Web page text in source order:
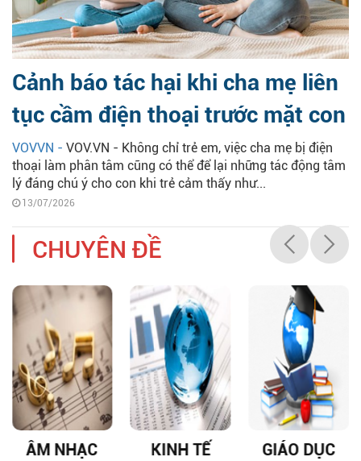
Cảnh báo tác hại khi cha mẹ liên
tục cầm điện thoại trước mặt con
VOVVN - VOV.VN - Không chỉ trẻ em, việc cha mẹ bị điện
thoại làm phân tâm cũng có thể để lại những tác động tâm
lý đáng chú ý cho con khi trẻ cảm thấy như...
13/07/2026
CHUYÊN ĐỀ
ÂM NHẠC KINH TẾ GIÁO DỤC